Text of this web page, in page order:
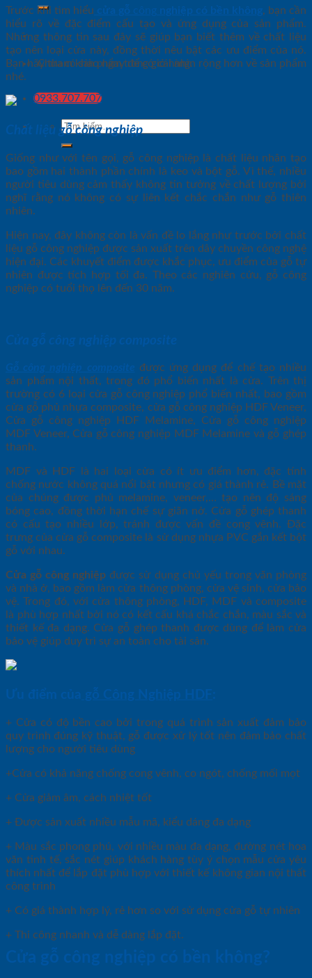
Chưa có sản phẩm trong giỏ hàng.
0933.707.707
Tìm
kiếm:
Trước khi tìm hiểu cửa gỗ công nghiệp có bền không, bạn cần
hiểu rõ về đặc điểm cấu tạo và ứng dụng của sản phẩm.
Những thông tin sau đây sẽ giúp bạn biết thêm về chất liệu
tạo nên loại cửa này, đồng thời nêu bật các ưu điểm của nó.
Bạn hãy tham khảo ngay để có cái nhìn rộng hơn về sản phẩm
nhé.
Chất liệu gỗ công nghiệp
Giống như với tên gọi, gỗ công nghiệp là chất liệu nhân tạo
bao gồm hai thành phần chính là keo và bột gỗ. Vì thế, nhiều
người tiêu dùng cảm thấy không tin tưởng về chất lượng bởi
nghĩ rằng nó không có sự liên kết chắc chắn như gỗ thiên
nhiên.
Hiện nay, đây không còn là vấn đề lo lắng như trước bởi chất
liệu gỗ công nghiệp được sản xuất trên dây chuyền công nghệ
hiện đại. Các khuyết điểm được khắc phục, ưu điểm của gỗ tự
nhiên được tích hợp tối đa. Theo các nghiên cứu, gỗ công
nghiệp có tuổi thọ lên đến 30 năm.
Cửa gỗ công nghiệp composite
Gỗ công nghiệp composite được ứng dụng để chế tạo nhiều
sản phẩm nội thất, trong đó phổ biến nhất là cửa. Trên thị
trường có 6 loại cửa gỗ công nghiệp phổ biến nhất, bao gồm
cửa gỗ phủ nhựa composite, cửa gỗ công nghiệp HDF Veneer,
Cửa gỗ công nghiệp HDF Melamine, Cửa gỗ công nghiệp
MDF Veneer, Cửa gỗ công nghiệp MDF Melamine và gỗ ghép
thanh.
MDF và HDF là hai loại cửa có ít ưu điểm hơn, đặc tính
chống nước không quá nổi bật nhưng có giá thành rẻ. Bề mặt
của chúng được phủ melamine, veneer,… tạo nên độ sáng
bóng cao, đồng thời hạn chế sự giãn nở. Cửa gỗ ghép thanh
có cấu tạo nhiều lớp, tránh được vấn đề cong vênh. Đặc
trưng của cửa gỗ composite là sử dụng nhựa PVC gắn kết bột
gỗ với nhau.
Cửa gỗ công nghiệp được sử dụng chủ yếu trong văn phòng
và nhà ở, bao gồm làm cửa thông phòng, cửa vệ sinh, cửa bảo
vệ. Trong đó, với cửa thông phòng, HDF, MDF và composite
là phù hợp nhất bởi nó có kết cấu khá chắc chắn, màu sắc và
thiết kế đa dạng. Cửa gỗ ghép thanh được dùng để làm cửa
bảo vệ giúp duy trì sự an toàn cho tài sản.
Ưu điểm của gỗ Công Nghiệp HDF :
+ Cửa có độ bền cao bởi trong quá trình sản xuất đảm bảo
quy trình đúng kỹ thuật, gỗ được xử lý tốt nên đảm bảo chất
lượng cho người tiêu dùng
+Cửa có khả năng chống cong vênh, co ngót, chống mối mọt
+ Cửa giảm âm, cách nhiệt tốt
+ Được sản xuất nhiều mẫu mã, kiểu dáng đa dạng
+ Màu sắc phong phú, với nhiều màu đa dạng, đường nét hoa
văn tinh tế, sắc nét giúp khách hàng tùy ý chọn mẫu cửa yêu
thích nhất để lắp đặt phù hợp với thiết kế không gian nội thất
công trình
+ Có giá thành hợp lý, rẻ hơn so với sử dụng cửa gỗ tự nhiên
+ Thi công nhanh và dễ dàng lắp đặt.
Cửa gỗ công nghiệp có bền không?